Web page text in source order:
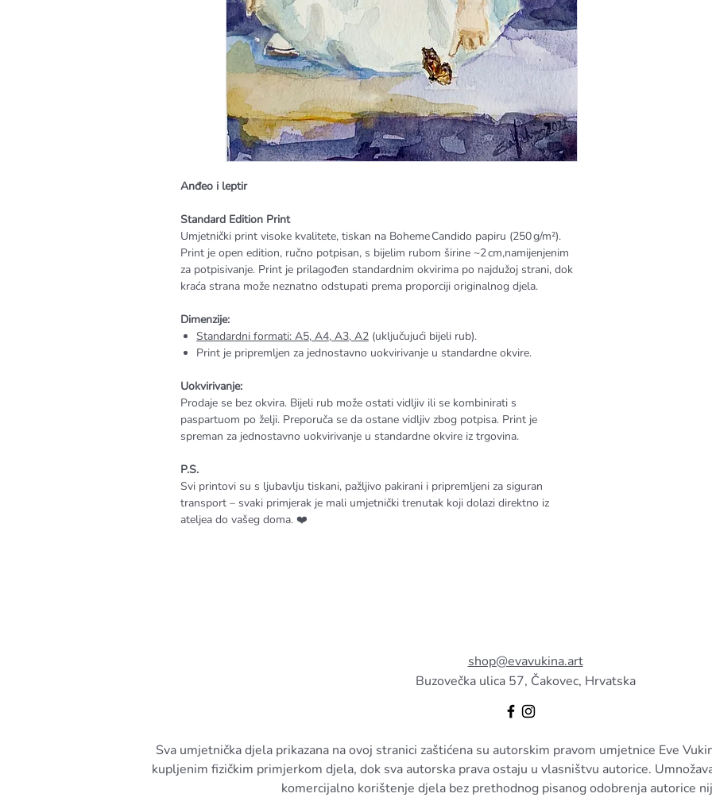
Anđeo i leptir
Standard Edition Print
Umjetnički print visoke kvalitete, tiskan na Boheme Candido papiru (250 g/m²).
Print je open edition, ručno potpisan, s bijelim rubom širine ~2 cm,namijenjenim
za potpisivanje. Print je prilagođen standardnim okvirima po najdužoj strani, dok
kraća strana može neznatno odstupati prema proporciji originalnog djela.
Dimenzije:
Standardni formati: A5, A4, A3, A2 (uključujući bijeli rub).
Print je pripremljen za jednostavno uokvirivanje u standardne okvire.
Uokvirivanje:
Prodaje se bez okvira. Bijeli rub može ostati vidljiv ili se kombinirati s
paspartuom po želji. Preporuča se da ostane vidljiv zbog potpisa. Print je
spreman za jednostavno uokvirivanje u standardne okvire iz trgovina.
P.S.
Svi printovi su s ljubavlju tiskani, pažljivo pakirani i pripremljeni za siguran
transport – svaki primjerak je mali umjetnički trenutak koji dolazi direktno iz
ateljea do vašeg doma. ❤️
shop@evavukina.art
Buzovečka ulica 57, Čakovec, Hrvatska
Sva umjetnička djela prikazana na ovoj stranici zaštićena su autorskim pravom umjetnice Eve
kupljenim fizičkim primjerkom djela, dok sva autorska prava ostaju u vlasništvu autorice.
komercijalno korištenje djela bez prethodnog pisanog odobrenja autorice